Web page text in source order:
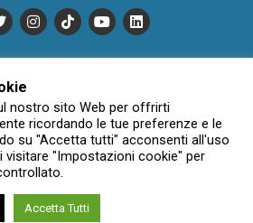
SULLA PRIVACY
DATI SOCIETARI
NOVAJO
CONTATTTI
- Non commerciale - Non opere
nostro sito Web per offrirti
ricordando le tue preferenze e le
su "Accetta tutti" acconsenti all'uso
visitare "Impostazioni cookie" per
Accetta Tutti